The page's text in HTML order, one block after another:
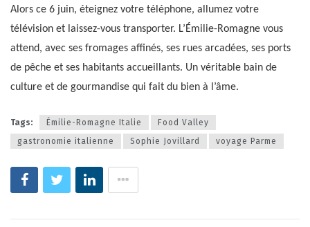
Alors ce 6 juin, éteignez votre téléphone, allumez votre
télévision et laissez-vous transporter. L’Émilie-Romagne vous
attend, avec ses fromages affinés, ses rues arcadées, ses ports
de pêche et ses habitants accueillants. Un véritable bain de
culture et de gourmandise qui fait du bien à l’âme.
Tags: Émilie-Romagne Italie
Food Valley
gastronomie italienne
Sophie Jovillard voyage Parme